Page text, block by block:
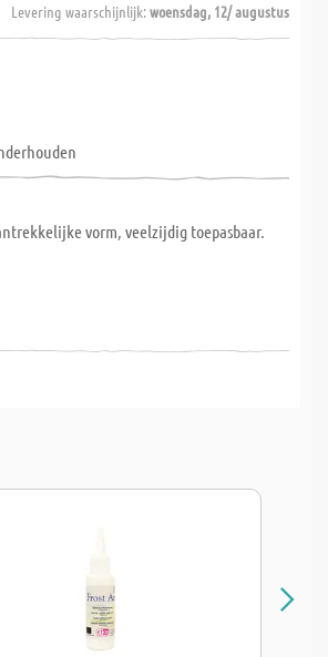
Levering waarschijnlijk:woensdag, 12/ augustus
vorm, veelzijdig toepasbaar.